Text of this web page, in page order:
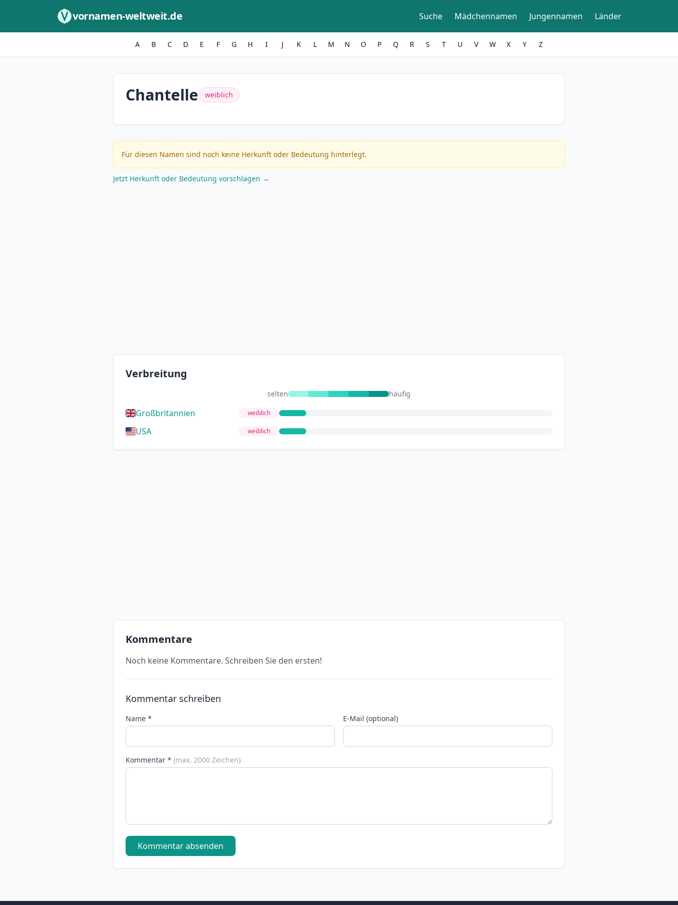
vornamen-weltweit.de Suche Mädchennamen Jungennamen Länder
A B C D E F G H I J K L M N O P Q R S T U V W X Y Z
Chantelle weiblich
Für diesen Namen sind noch keine Herkunft oder Bedeutung hinterlegt.
Jetzt Herkunft oder Bedeutung vorschlagen →
Verbreitung
selten häufig
Großbritannien weiblich
USA weiblich
Kommentare
Noch keine Kommentare. Schreiben Sie den ersten!
Kommentar schreiben
Name * E-Mail (optional)
Kommentar * (max. 2000 Zeichen)
Kommentar absenden